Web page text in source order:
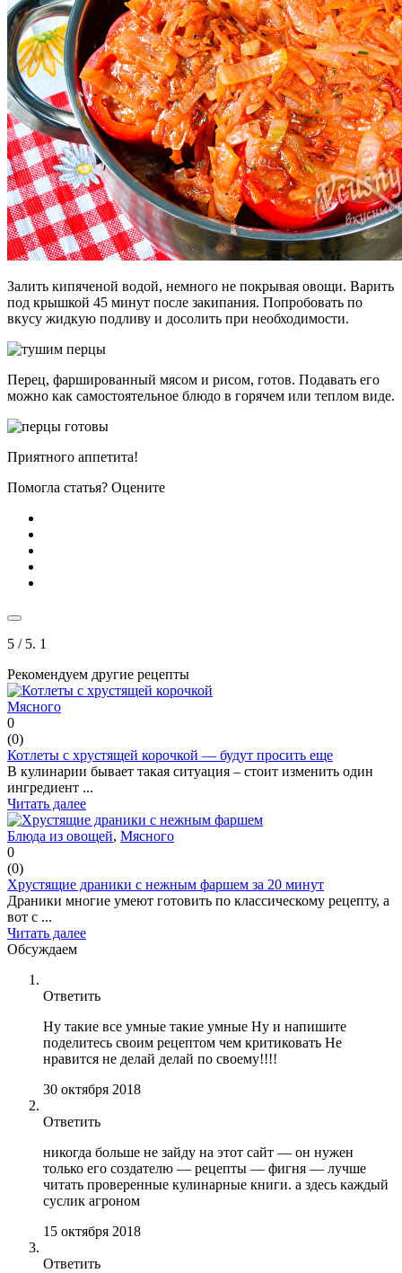
Залить кипяченой водой, немного не покрывая овощи. Варить
под крышкой 45 минут после закипания. Попробовать по
вкусу жидкую подливу и досолить при необходимости.
Перец, фаршированный мясом и рисом, готов. Подавать его
можно как самостоятельное блюдо в горячем или теплом виде.
Приятного аппетита!
Помогла статья? Оцените
5 / 5. 1
Рекомендуем другие рецепты
Мясного
0
(0)
Котлеты с хрустящей корочкой — будут просить еще
В кулинарии бывает такая ситуация – стоит изменить один
ингредиент ...
Читать далее
Блюда из овощей, Мясного
0
(0)
Хрустящие драники с нежным фаршем за 20 минут
Драники многие умеют готовить по классическому рецепту, а
вот с ...
Читать далее
Обсуждаем
Ответить
Ну такие все умные такие умные Ну и напишите
поделитесь своим рецептом чем критиковать Не
нравится не делай делай по своему!!!!
30 октября 2018
Ответить
никогда больше не зайду на этот сайт — он нужен
только его создателю — рецепты — фигня — лучше
читать проверенные кулинарные книги. а здесь каждый
суслик агроном
15 октября 2018
Ответить